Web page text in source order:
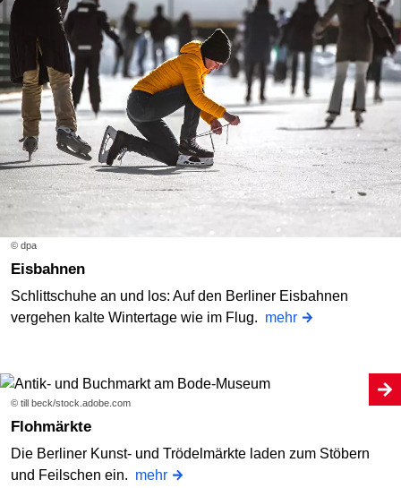
© dpa
Eisbahnen
Schlittschuhe an und los: Auf den Berliner Eisbahnen
vergehen kalte Wintertage wie im Flug. mehr
© till beck/stock.adobe.com
Flohmärkte
Die Berliner Kunst- und Trödelmärkte laden zum Stöbern
und Feilschen ein. mehr